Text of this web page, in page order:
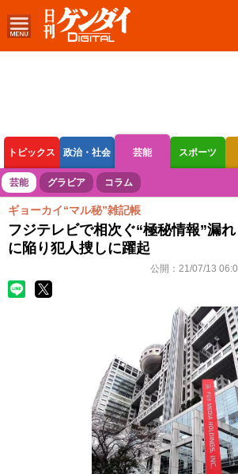
トピックス 政治・社会 芸能 スポーツ
ボートレース 競輪 オートレース
芸能 グラビア コラム
ギョーカイ“マル秘”雑記帳
フジテレビで相次ぐ“極秘情報”漏
に陥り犯人捜しに躍起
公開： 21/07/13